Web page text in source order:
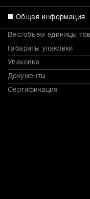
Общая информация
Вес/объем единицы
Габариты упаковки
Упаковка
Документы
Сертификация